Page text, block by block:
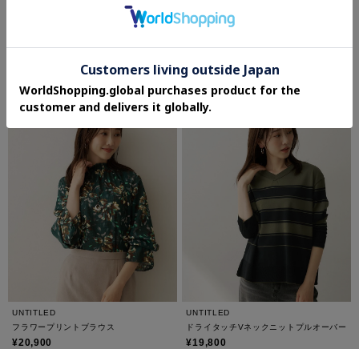
スウェットライクニットプルオーバー
予約【薄中綿入り】スタンドカラーコー
さらに10%OFF
UNTITLED
フラワープリントブラウス
¥20,900
UNTITLED
ドライタッチVネックニットプルオーバー
¥19,800